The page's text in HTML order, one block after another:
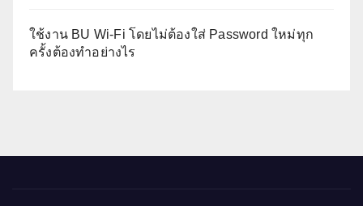
ใช้งาน BU Wi-Fi โดยไม่ต้องใส่ Password ใหม่ทุก
ครั้งต้องทำอย่างไร